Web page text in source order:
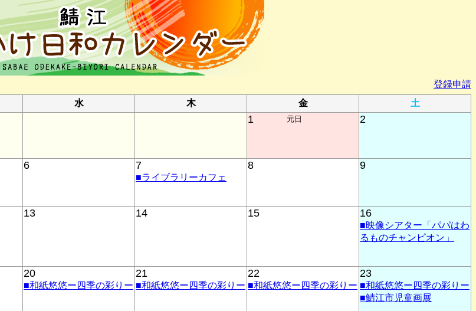
登録申請
水 木 金 土
1 元日 2
6 7
■ライブラリーカフェ
8 9
13 14 15 16
■映像シアター「パパはわ
るものチャンピオン」
20
■和紙悠悠ー四季の彩りー
21
■和紙悠悠ー四季の彩りー
22
■和紙悠悠ー四季の彩りー
23
■和紙悠悠ー四季の彩りー
■鯖江市児童画展